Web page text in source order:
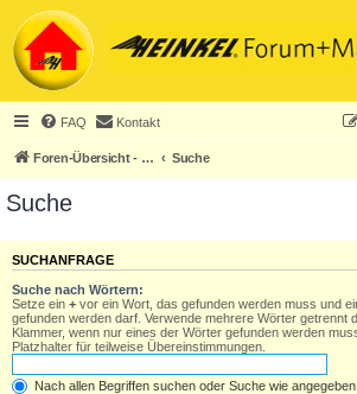
FAQ Kontakt
Foren-Übersicht - ACHTUNG! Neuregistrierung nur noch für Heinkel-Club-Mitglieder! Suche
Suche
SUCHANFRAGE
Suche nach Wörtern:
Setze ein + vor ein Wort, das gefunden werden muss und
gefunden werden darf. Verwende mehrere Wörter getrennt
Klammer, wenn nur eines der Wörter gefunden werden
Platzhalter für teilweise Übereinstimmungen.
Nach allen Begriffen suchen oder Suche wie